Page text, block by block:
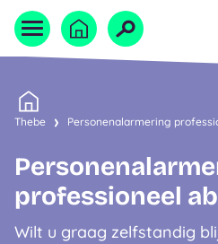
Home
Thebe Personenalarmering
professioneel
Wilt u graag zelfstandig